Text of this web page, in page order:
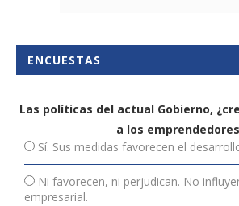
ENCUESTAS
Las políticas del actual Gobierno,
a los
Sí. Sus medidas favorecen el
Ni favorecen, ni perjudican. No
empresarial.